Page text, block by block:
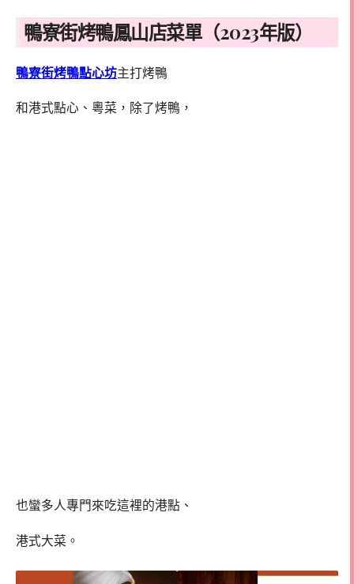
鴨寮街烤鴨鳳山店菜單（2023年版）
鴨寮街烤鴨點心坊主打烤鴨
和港式點心、粵菜，除了烤鴨，
也蠻多人專門來吃這裡的港點、
港式大菜。